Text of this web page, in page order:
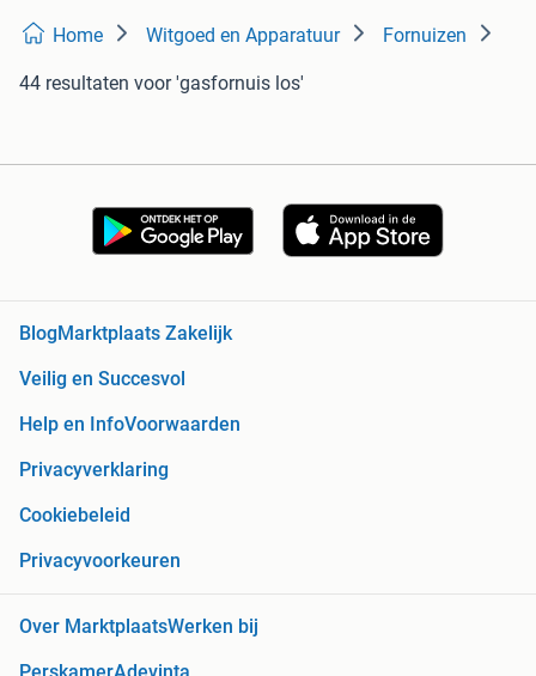
Home Witgoed en Apparatuur Fornuizen
44 resultaten voor 'gasfornuis los'
Blog Marktplaats Zakelijk
Veilig en Succesvol
Help en InfoVoorwaarden
Privacyverklaring
Cookiebeleid
Privacyvoorkeuren
Over MarktplaatsWerken bij